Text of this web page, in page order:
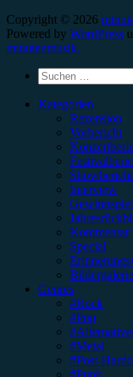
Copyright © 2026
Powered by WordPress
minutenmusik.
Suchen
nach:
Kategorien
Rezension
Vorbericht
Showbericht
Interview
Gewinnspiel
Kommentar
Special
Bildergalerie
Genres
#Rock
#Pop
#Metal
#Post-
#Punk